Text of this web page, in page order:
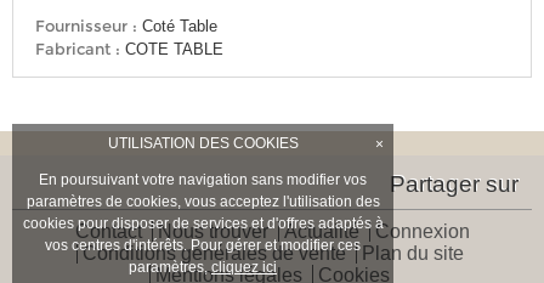
UTILISATION DES COOKIES ×
En poursuivant votre navigation sans modifier vos
paramètres de cookies, vous acceptez l'utilisation des
cookies pour disposer de services et d'offres adaptés à
vos centres d'intérêts. Pour gérer et modifier ces
paramètres,cliquez ici
Fournisseur : Coté Table
Fabricant : COTE TABLE
Partager sur
Contact Nous trouver Actualité
Connexion
Conditions générales de vente
Plan du site
Mentions légales
Cookies